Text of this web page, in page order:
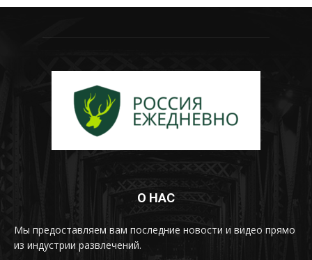
О НАС
Мы предоставляем вам последние новости и видео прямо
из индустрии развлечений.